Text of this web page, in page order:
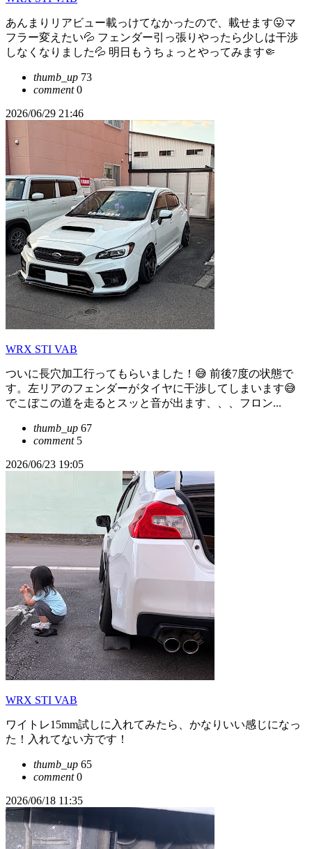
あんまりリアビュー載っけてなかったので、載せます😛マ
フラー変えたい💦 フェンダー引っ張りやったら少しは干渉
しなくなりました💦 明日もうちょっとやってみます🤏
thumb_up 73
comment0
2026/06/29 21:46
WRX STI VAB
ついに長穴加工行ってもらいました！😅 前後7度の状態で
す。左リアのフェンダーがタイヤに干渉してしまいます😅
でこぼこの道を走るとスッと音が出ます、、、フロン...
thumb_up 67
comment5
2026/06/23 19:05
WRX STI VAB
ワイトレ15mm試しに入れてみたら、かなりいい感じになっ
た！入れてない方です！
thumb_up 65
comment0
2026/06/18 11:35